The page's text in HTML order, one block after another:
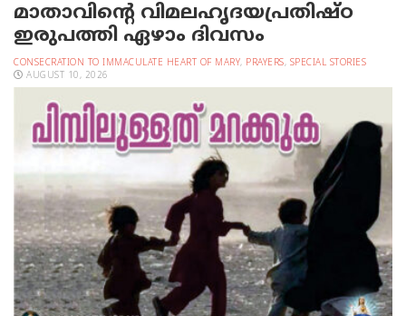
മാതാവിന്റെ വിമലഹൃദയപ്രതിഷ്ഠ
ഇരുപത്തി ഏഴാം ദിവസം
CONSECRATION TO IMMACULATE HEART OF MARY, PRAYERS, SPECIAL STORIES
AUGUST 10, 2026